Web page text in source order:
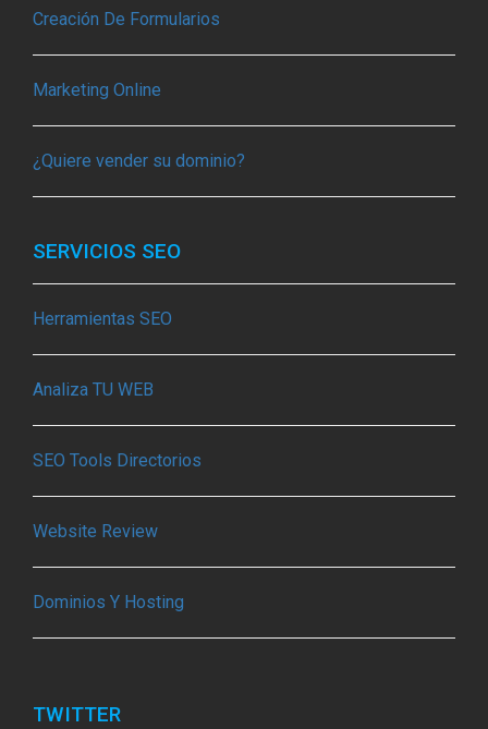
Creación De Formularios
Marketing Online
¿Quiere vender su dominio?
SERVICIOS SEO
Herramientas SEO
Analiza TU WEB
SEO Tools Directorios
Website Review
Dominios Y Hosting
TWITTER